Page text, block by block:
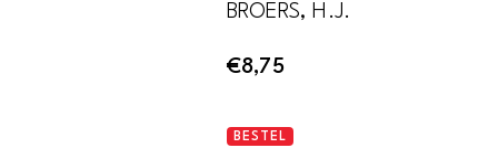
BROERS, H.J.
€8,75
Utrecht
BESTEL